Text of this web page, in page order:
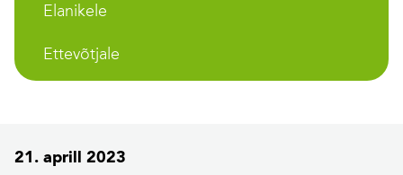
Elanikele
Ettevõtjale
21. aprill 2023